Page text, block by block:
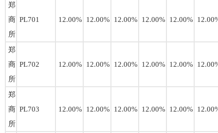
郑
商
所
PL701 12.00% 12.00% 12.00% 12.00% 12.00%
郑
商
所
PL702 12.00% 12.00% 12.00% 12.00% 12.00%
郑
商
所
PL703 12.00% 12.00% 12.00% 12.00% 12.00%